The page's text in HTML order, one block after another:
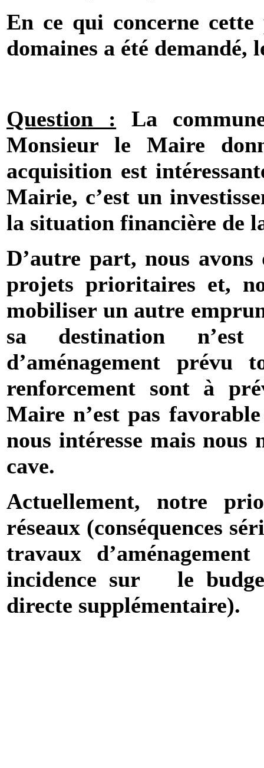
En ce qui concerne
domaines a été demandé,
Question : La
Monsieur le Maire
acquisition est
Mairie, c’est un
la situation financière de
D’autre part, nous
projets prioritaires et,
mobiliser un autre
sa destination
d’aménagement
renforcement sont à
Maire n’est pas
nous intéresse mais nous
cave.
Actuellement, notre
réseaux (conséquences
travaux
incidence sur
le
directe supplémentaire).